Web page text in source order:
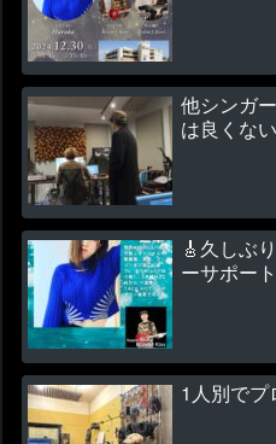
他シンガ
は良くな
🎸久しぶ
ーサポー
1人別で